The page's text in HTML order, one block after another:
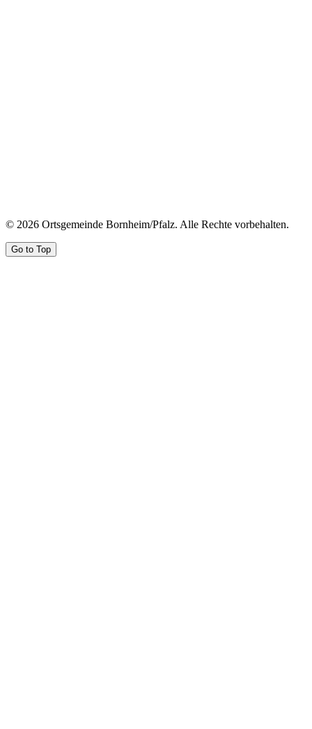
© 2026 Ortsgemeinde Bornheim/Pfalz. Alle Rechte vorbehalten.
Go to Top